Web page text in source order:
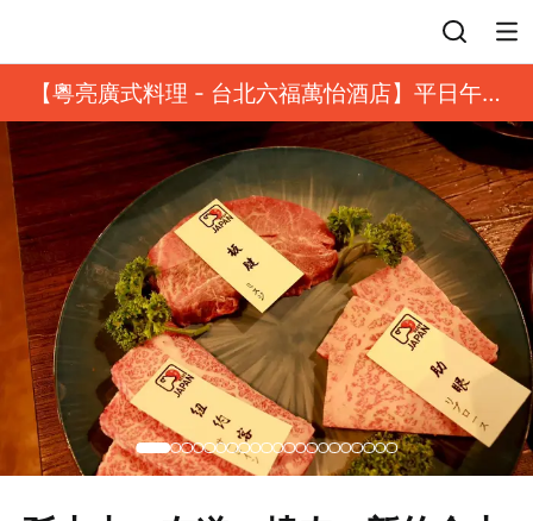
【粵亮廣式料理 - 台北六福萬怡酒店】平日午餐
8 折起｜靓港點套餐